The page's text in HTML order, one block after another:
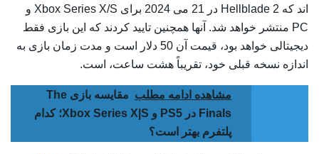
اند که Hellblade 2 در 21 می 2024 برای Xbox Series X/S و
PC منتشر خواهد شد. آنها همچنین تایید کردند که این بازی فقط
دیجیتالی خواهد بود، قیمت آن 50 دلار است و مدت زمان بازی به
اندازه نسخه قبلی خود، تقریباً هشت ساعت، است.
مشاهده ادامه مطلب
مقایسه بازی The
Finals در PS5 و Xbox Series X|S؛ کدام
پلتفرم بهتر است؟